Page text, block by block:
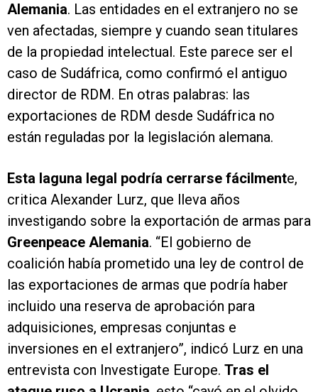
Alemania. Las entidades en el extranjero no se
ven afectadas, siempre y cuando sean titulares
de la propiedad intelectual. Este parece ser el
caso de Sudáfrica, como confirmó el antiguo
director de RDM. En otras palabras: las
exportaciones de RDM desde Sudáfrica no
están reguladas por la legislación alemana.
Esta laguna legal podría cerrarse fácilmente,
critica Alexander Lurz, que lleva años
investigando sobre la exportación de armas para
Greenpeace Alemania. “El gobierno de
coalición había prometido una ley de control de
las exportaciones de armas que podría haber
incluido una reserva de aprobación para
adquisiciones, empresas conjuntas e
inversiones en el extranjero”, indicó Lurz en una
entrevista con Investigate Europe. Tras el